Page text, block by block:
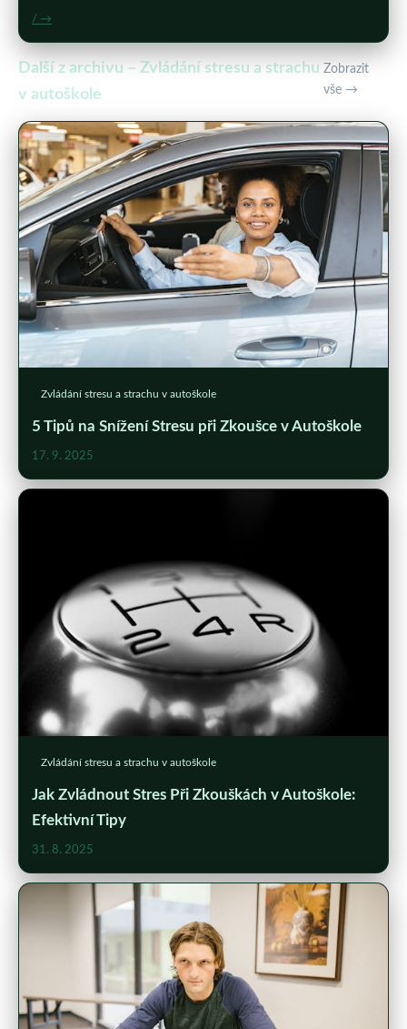
/ →
Další z archivu – Zvládání stresu a strachu
v autoškole
Zobrazit
vše →
Zvládání stresu a strachu v autoškole
5 Tipů na Snížení Stresu při Zkoušce v Autoškole
17. 9. 2025
Zvládání stresu a strachu v autoškole
Jak Zvládnout Stres Při Zkouškách v Autoškole:
Efektivní Tipy
31. 8. 2025